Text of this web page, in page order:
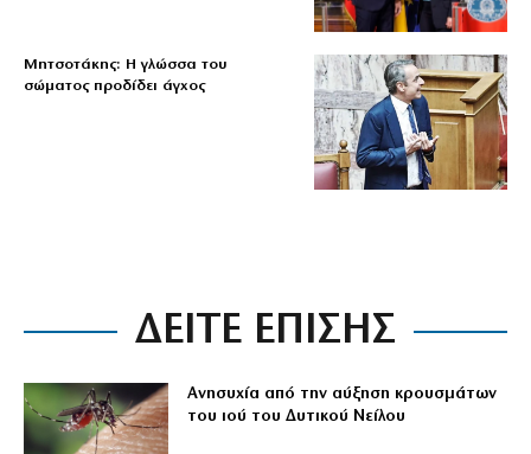
Μητσοτάκης: Η γλώσσα του
σώματος προδίδει άγχος
ΔΕΙΤΕ ΕΠΙΣΗΣ
Ανησυχία από την αύξηση κρουσμάτων
του ιού του Δυτικού Νείλου